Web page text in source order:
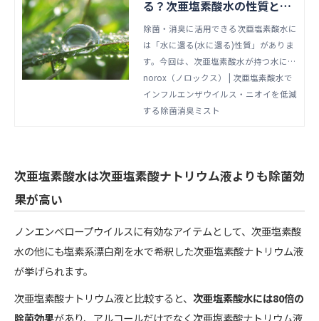
る？次亜塩素酸水の性質と安
全性について
除菌・消臭に活用できる次亜塩素酸水に
は「水に還る(水に還る)性質」がありま
す。今回は、次亜塩素酸水が持つ水に還
る性質について詳しく解説。また、安全
性や保存方法など、次亜塩素酸水を使う
際に役立つ情報もお伝えします。
norox（ノロックス） | 次亜塩素酸水で
インフルエンザウイルス・ニオイを低減
する除菌消臭ミスト
次亜塩素酸水は次亜塩素酸ナトリウム液よりも除菌効
果が高い
ノンエンベロープウイルスに有効なアイテムとして、次亜塩素酸
水の他にも塩素系漂白剤を水で希釈した次亜塩素酸ナトリウム液
が挙げられます。
次亜塩素酸ナトリウム液と比較すると、 次亜塩素酸水には80倍の
除菌効果があり、アルコールだけでなく次亜塩素酸ナトリウム液